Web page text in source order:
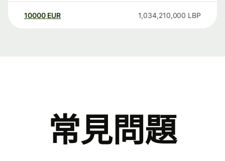
10000 EUR 1,034,210,000 LBP
常見問題